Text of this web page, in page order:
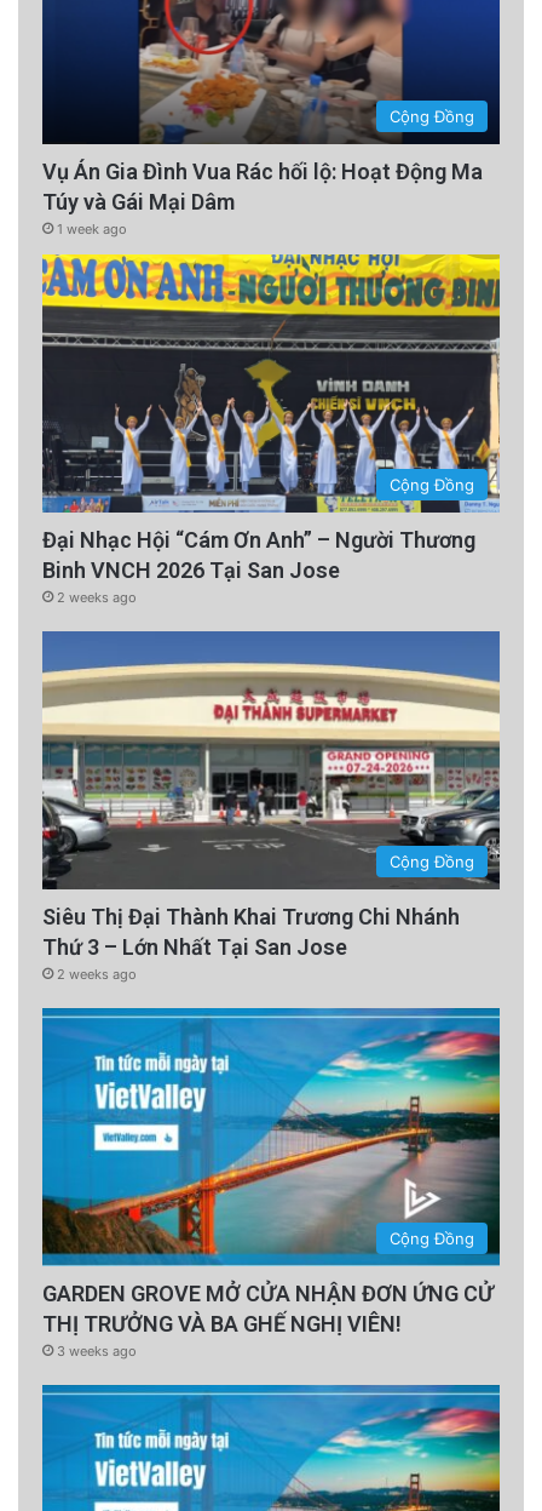
Cộng Đồng
Vụ Án Gia Đình Vua Rác hối lộ: Hoạt Động Ma
Túy và Gái Mại Dâm
1 week ago
Cộng Đồng
Đại Nhạc Hội “Cám Ơn Anh” – Người Thương
Binh VNCH 2026 Tại San Jose
2 weeks ago
Cộng Đồng
Siêu Thị Đại Thành Khai Trương Chi Nhánh
Thứ 3 – Lớn Nhất Tại San Jose
2 weeks ago
Cộng Đồng
GARDEN GROVE MỞ CỬA NHẬN ĐƠN ỨNG CỬ
THỊ TRƯỞNG VÀ BA GHẾ NGHỊ VIÊN!
3 weeks ago